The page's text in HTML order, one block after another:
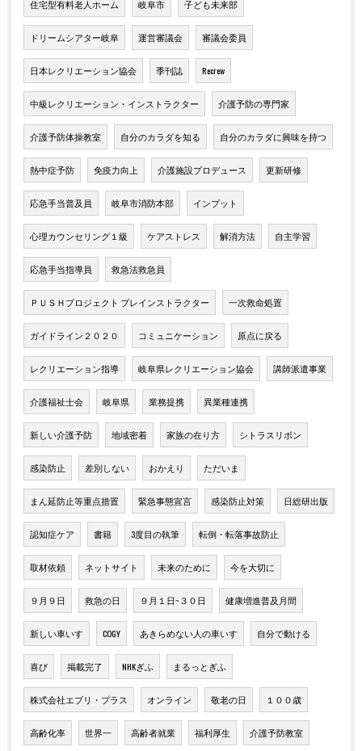
住宅型有料老人ホーム 岐阜市 子ども未来部
ドリームシアター岐阜 運営審議会 審議会委員
日本レクリエーション協会 季刊誌 Recrew
中級レクリエーション・インストラクター 介護予防の専門家
介護予防体操教室 自分のカラダを知る 自分のカラダに興味を持つ
熱中症予防 免疫力向上 介護施設プロデュース 更新研修
応急手当普及員 岐阜市消防本部 インプット
心理カウンセリング１級 ケアストレス 解消方法 自主学習
応急手当指導員 救急法救急員
ＰＵＳＨプロジェクト プレインストラクター 一次救命処置
ガイドライン２０２０ コミュニケーション 原点に戻る
レクリエーション指導 岐阜県レクリエーション協会 講師派遣事業
介護福祉士会 岐阜県 業務提携 異業種連携
新しい介護予防 地域密着 家族の在り方 シトラスリボン
感染防止 差別しない おかえり ただいま
まん延防止等重点措置 緊急事態宣言 感染防止対策 日総研出版
認知症ケア 書籍 3度目の執筆 転倒・転落事故防止
取材依頼 ネットサイト 未来のために 今を大切に
９月９日 救急の日 ９月１日~３０日 健康増進普及月間
新しい車いす COGY あきらめない人の車いす 自分で動ける
喜び 掲載完了 NHKぎふ まるっとぎふ
株式会社エブリ・プラス オンライン 敬老の日 １００歳
高齢化率 世界一 高齢者就業 福利厚生 介護予防教室